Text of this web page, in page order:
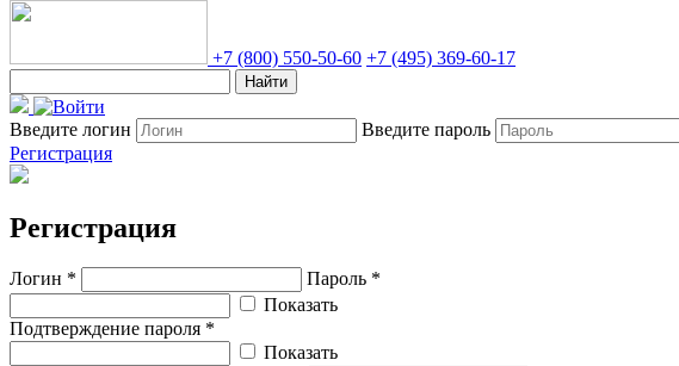
+7 (800) 550-50-60 +7 (495) 369-60-17
Найти
Введите логин Введите пароль
Регистрация
Регистрация
Логин *
Пароль *
Показать
Подтверждение пароля *
Показать